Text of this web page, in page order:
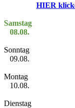
HIER
Samstag
08.08.
Sonntag
09.08.
Montag
10.08.
Dienstag